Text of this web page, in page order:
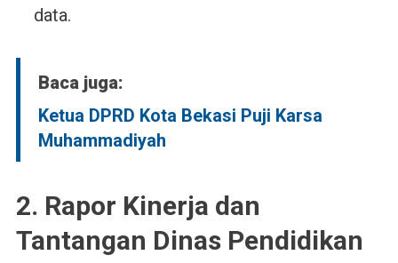
data.
Baca juga:
Ketua DPRD Kota Bekasi Puji Karsa
Muhammadiyah
2. Rapor Kinerja dan
Tantangan Dinas Pendidikan